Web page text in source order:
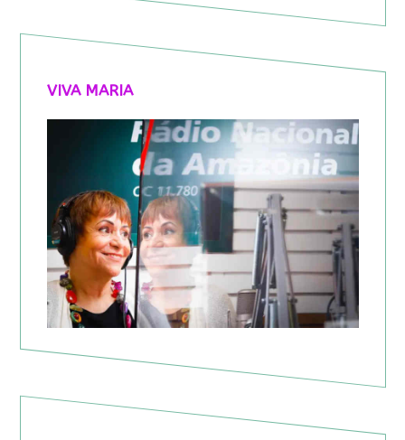
VIVA MARIA